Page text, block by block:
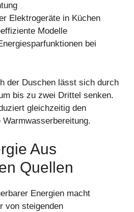
Elektrogeräte in Küchen
Modelle
bei
der Duschen lässt sich durch
bis zu zwei Drittel senken.
gleichzeitig den
Aus
Quellen
Energien macht
von steigenden